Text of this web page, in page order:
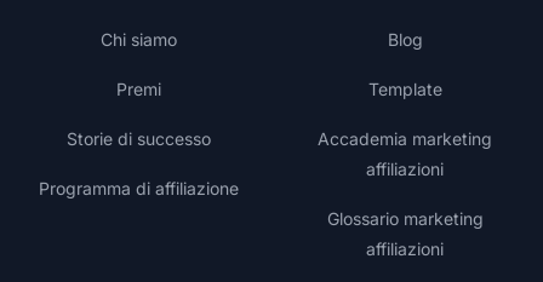
Chi siamo
Premi
Storie di successo
Programma di affiliazione
Blog
Template
Accademia marketing
affiliazioni
Glossario marketing
affiliazioni